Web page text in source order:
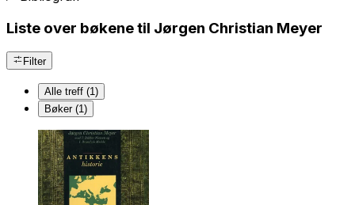
Liste over bøkene til Jørgen Christian Meyer
Filter
Alle treff (1)
Bøker (1)